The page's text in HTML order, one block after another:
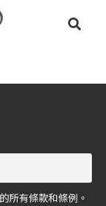
所有條款和條例。